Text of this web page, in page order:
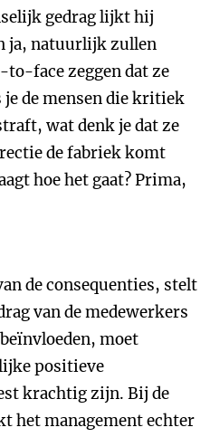
gedrag lijkt hij
ja, natuurlijk zullen
face zeggen dat ze
je de mensen die kritiek
wat denk je dat ze
de fabriek komt
hoe het gaat? Prima,
de consequenties, stelt
van de medewerkers
moet
positieve
krachtig zijn. Bij de
het management echter